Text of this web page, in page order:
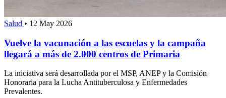
Salud • 12 May 2026
Vuelve la vacunación a las escuelas y la campaña
llegará a más de 2.000 centros de Primaria
La iniciativa será desarrollada por el MSP, ANEP y la Comisión
Honoraria para la Lucha Antituberculosa y Enfermedades
Prevalentes.